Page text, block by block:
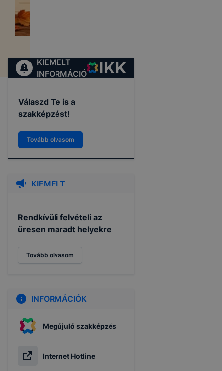
KIEMELT
INFORMÁCIÓ
Válaszd Te is a
szakképzést!
Tovább olvasom
KIEMELT
Rendkívüli felvételi az
üresen maradt helyekre
Tovább olvasom
INFORMÁCIÓK
Megújuló szakképzés
Internet Hotline